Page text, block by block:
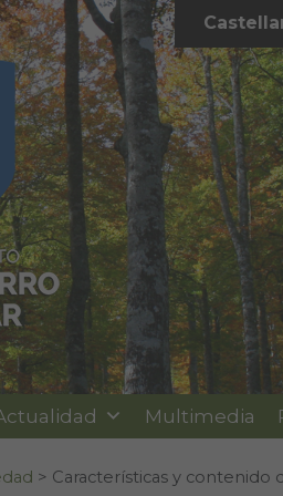
Multimedia
> Características y contenido